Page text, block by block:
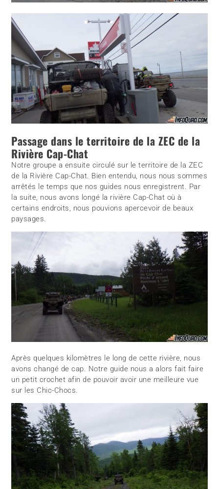
Passage dans le territoire de la ZEC de la
Rivière Cap-Chat
Notre groupe a ensuite circulé sur le territoire de la ZEC
de la Rivière Cap-Chat. Bien entendu, nous nous sommes
arrêtés le temps que nos guides nous enregistrent. Par
la suite, nous avons longé la rivière Cap-Chat où à
certains endroits, nous pouvions apercevoir de beaux
paysages.
Après quelques kilomètres le long de cette rivière, nous
avons changé de cap. Notre guide nous a alors fait faire
un petit crochet afin de pouvoir avoir une meilleure vue
sur les Chic-Chocs.